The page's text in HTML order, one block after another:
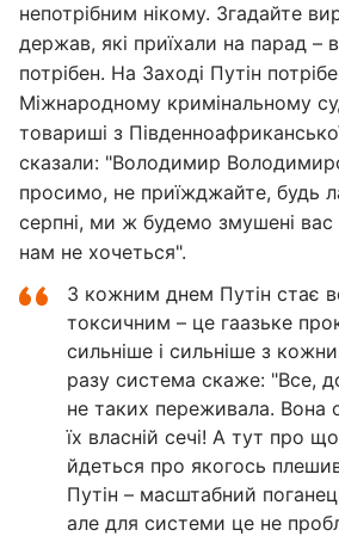
непотрібним нікому. Згадайте
держав, які приїхали на парад –
потрібен. На Заході Путін
Міжнародному кримінальному
товариші з
сказали: "Володимир
просимо, не приїжджайте, будь
серпні, ми ж будемо змушені вас
нам не хочеться".
З кожним днем Путін стає
токсичним – це гаазьке
сильніше і сильніше з
разу система скаже: "Все,
не таких переживала. Вона
їх власній сечі! А тут про
йдеться про якогось
Путін – масштабний
але для системи це не